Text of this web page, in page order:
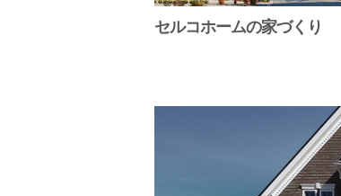
セルコホームの家づくり